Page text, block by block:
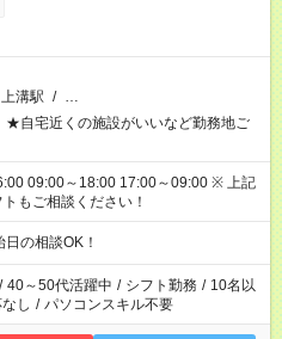
上溝駅 / …
自宅近くの施設がいいなど勤務地ご
09:00～18:00 17:00～09:00 ※ 上記
もご相談ください！
の相談OK！
/ 40～50代活躍中 / シフト勤務 / 10名以
し / パソコンスキル不要